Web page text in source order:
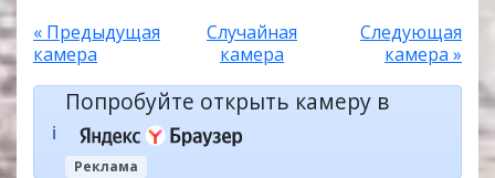
« Предыдущая
камера
Случайная
камера
Следующая
камера »
ℹ️
Попробуйте открыть камеру в
Реклама